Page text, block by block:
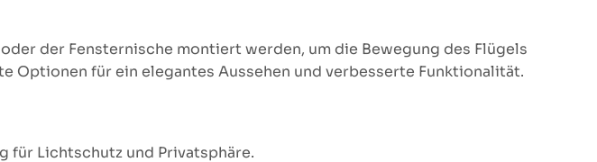
der Fensternische montiert werden, um die Bewegung des Flügels
für ein elegantes Aussehen und verbesserte Funktionalität.
für Lichtschutz und Privatsphäre.